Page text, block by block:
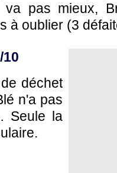
pas mieux,
à oublier (3
déchet
n'a pas
Seule la